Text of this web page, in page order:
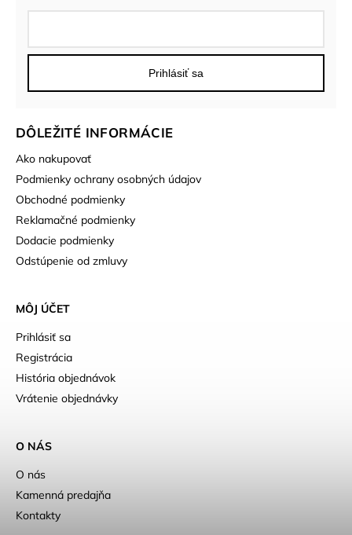
DÔLEŽITÉ INFORMÁCIE
Ako nakupovať
Podmienky ochrany osobných údajov
Obchodné podmienky
Reklamačné podmienky
Dodacie podmienky
Odstúpenie od zmluvy
MÔJ ÚČET
Prihlásiť sa
Registrácia
História objednávok
Vrátenie objednávky
Prihlásiť sa
O NÁS
O nás
Kamenná predajňa
Kontakty